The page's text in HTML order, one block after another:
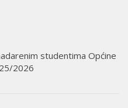
studentima Općine
2026